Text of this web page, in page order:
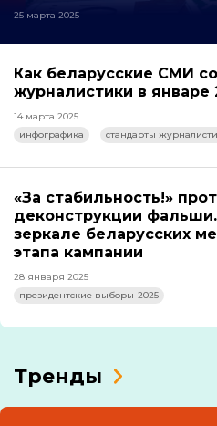
25 марта 2025
Как беларусские СМИ
журналистики в январе
14 марта 2025
инфографика
стандарты
«За стабильность!»
деконструкции
зеркале беларусских
этапа кампании
28 января 2025
президентские выборы-2025
Тренды